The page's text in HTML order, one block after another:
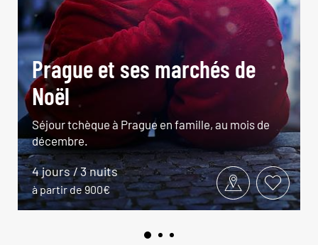
Prague et ses marchés de
Noël
Séjour tchèque à Prague en famille, au mois de
décembre.
4 jours / 3 nuits
à partir de 900€